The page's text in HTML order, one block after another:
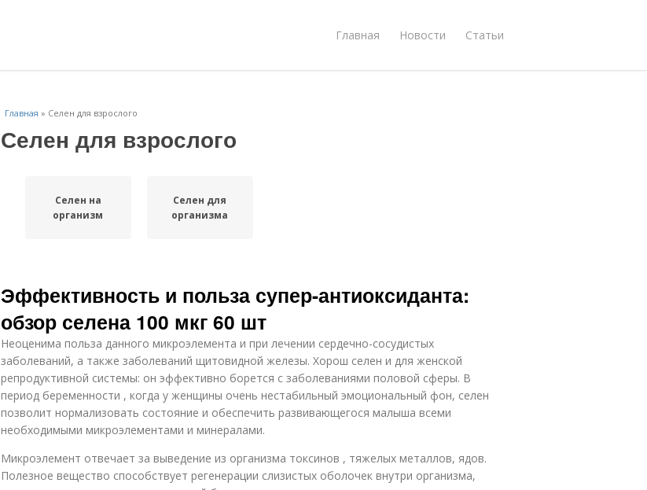
Главная Новости Статьи
Главная » Селен для взрослого
Селен для взрослого
Селен на
организм
Селен для
организма
Эффективность и польза супер-антиоксиданта:
обзор селена 100 мкг 60 шт
Неоценима польза данного микроэлемента и при лечении сердечно-сосудистых
заболеваний, а также заболеваний щитовидной железы. Хорош селен и для женской
репродуктивной системы: он эффективно борется с заболеваниями половой сферы. В
период беременности , когда у женщины очень нестабильный эмоциональный фон, селен
позволит нормализовать состояние и обеспечить развивающегося малыша всеми
необходимыми микроэлементами и минералами.
Микроэлемент отвечает за выведение из организма токсинов , тяжелых металлов, ядов.
Полезное вещество способствует регенерации слизистых оболочек внутри организма,